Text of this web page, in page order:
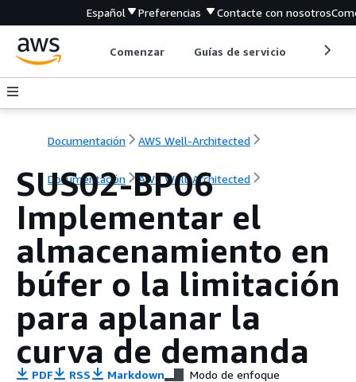
Español Preferencias Contacte con nosotros
Comenzar Guías de servicio
Documentación AWS Well-Architected
Documentación AWS Well-Architected
SUS02-BP06
Implementar el
almacenamiento en
búfer o la limitación
para aplanar la
curva de demanda
PDF RSS Markdown Modo de enfoque